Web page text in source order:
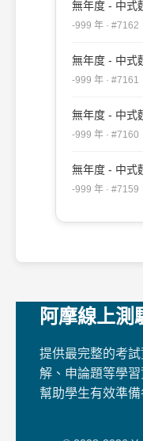
無年度 - 中式
-999 年 · #7162
無年度 - 中式
-999 年 · #7161
無年度 - 中式
-999 年 · #7160
無年度 - 中式
-999 年 · #7159
阿摩線上測
提供最完整的考
解、申論題等學習
幫助學生有效準備